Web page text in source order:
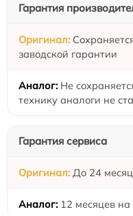
Гарантия
заводской гарантии
Не
технику аналоги не
Гарантия сервиса
До 24
12 месяцев